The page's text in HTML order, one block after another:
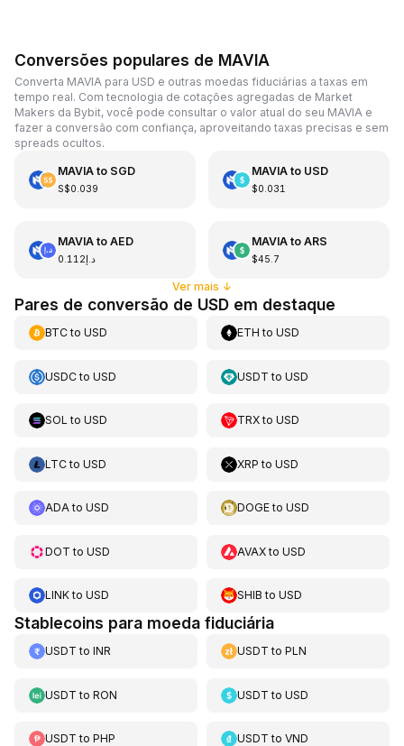
Conversões populares de MAVIA
Converta MAVIA para USD e outras moedas fiduciárias a taxas em
tempo real. Com tecnologia de cotações agregadas de Market
Makers da Bybit, você pode consultar o valor atual do seu MAVIA e
fazer a conversão com confiança, aproveitando taxas precisas e sem
spreads ocultos.
MAVIAto SGD
S$0.039
MAVIAto USD
$0.031
MAVIAto AED
د.إ0.112
MAVIAto ARS
$45.7
Ver mais ↓
Pares de conversão de USD em destaque
BTCto USD ETH toUSD
USDCto USD USDT toUSD
SOL to USD TRXtoUSD
LTCto USD XRP toUSD
ADAto USD DOGEtoUSD
DOT to USD AVAXtoUSD
LINKto USD SHIB toUSD
Stablecoins para moeda fiduciária
USDT to INR USDT toPLN
USDT to RON USDT toUSD
USDT to PHP USDT toVND